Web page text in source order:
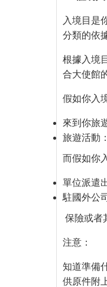
入境目是
分類的依
根據入境
合大使館
假如你入
來到你旅
旅遊活動
而假如你
單位派遣
駐國外公
保險或者
注意：
知道準備
供原件附